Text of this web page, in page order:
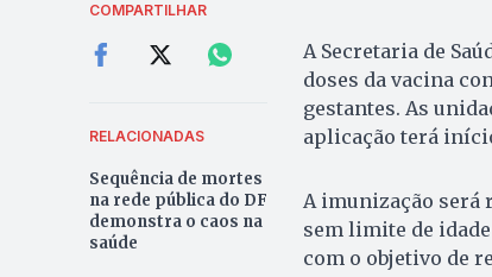
COMPARTILHAR
RELACIONADAS
Sequência de mortes
na rede pública do DF
demonstra o caos na
saúde
A Secretaria de
doses da vacina
gestantes. As
aplicação terá
A imunização será
sem limite de idade
com o objetivo de